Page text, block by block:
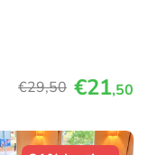
€29,50 €21,50